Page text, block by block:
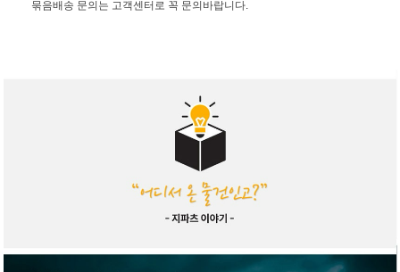
묶음배송 문의는 고객센터로 꼭 문의바랍니다.